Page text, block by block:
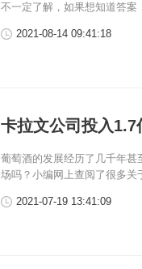
不一定了解，如果想知道答案
2021-08-14 09:41:18
卡拉文公司投入1.7
葡萄酒的发展经历了几千年
场吗？小编网上查阅了很多关
2021-07-19 13:41:09